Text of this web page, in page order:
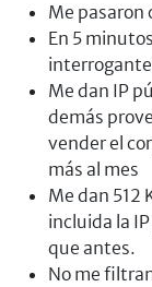
Me pasaron
En 5
Me dan IP
demás
vender el
más al mes
Me dan 512
incluida la
que antes.
No me